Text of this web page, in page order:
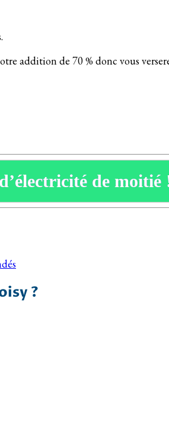
addition de 70 % donc vous
de moitié
?